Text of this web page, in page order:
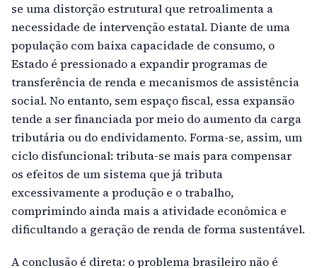
se uma distorção estrutural que retroalimenta a
necessidade de intervenção estatal. Diante de uma
população com baixa capacidade de consumo, o
Estado é pressionado a expandir programas de
transferência de renda e mecanismos de assistência
social. No entanto, sem espaço fiscal, essa expansão
tende a ser financiada por meio do aumento da carga
tributária ou do endividamento. Forma-se, assim, um
ciclo disfuncional: tributa-se mais para compensar
os efeitos de um sistema que já tributa
excessivamente a produção e o trabalho,
comprimindo ainda mais a atividade econômica e
dificultando a geração de renda de forma sustentável.
A conclusão é direta: o problema brasileiro não é